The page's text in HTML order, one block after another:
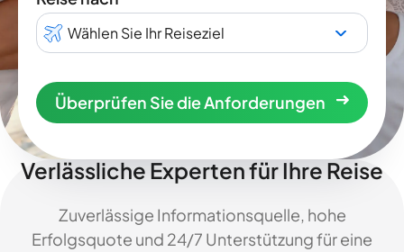
Wählen Sie Ihr Reiseziel
Überprüfen Sie die Anforderungen
Verlässliche Experten für Ihre Reise
Zuverlässige Informationsquelle, hohe
Erfolgsquote und 24/7 Unterstützung für eine